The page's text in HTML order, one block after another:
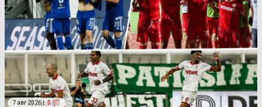
7 авг 2026 | 5